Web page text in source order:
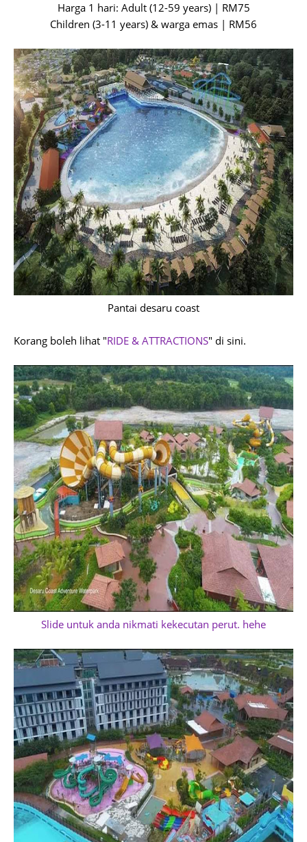
Harga 1 hari: Adult (12-59 years) | RM75
Children (3-11 years) & warga emas | RM56
Pantai desaru coast
Korang boleh lihat "RIDE & ATTRACTIONS" di sini.
Slide untuk anda nikmati kekecutan perut. hehe